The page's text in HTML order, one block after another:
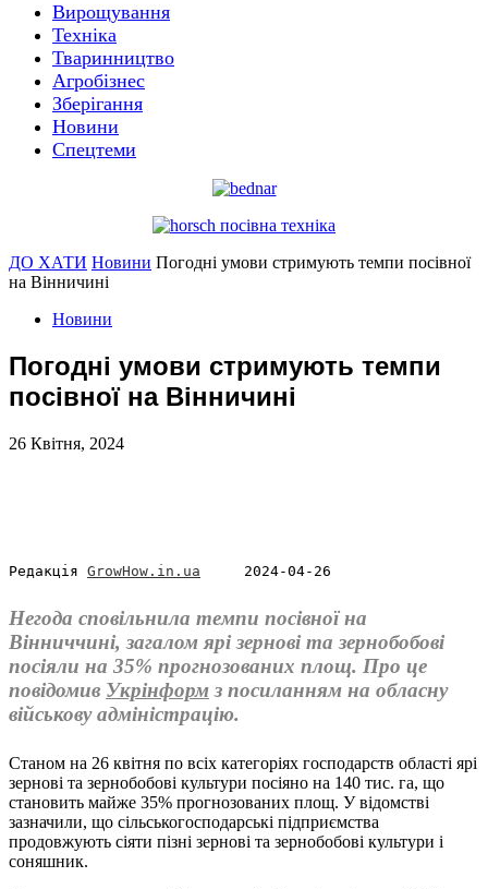
Вирощування
Техніка
Тваринництво
Агробізнес
Зберігання
Новини
Спецтеми
ДО ХАТИ Новини Погодні умови стримують темпи посівної
на Вінничині
Новини
Погодні умови стримують темпи
посівної на Вінничині
26 Квітня, 2024
Редакція GrowHow.in.ua 2024-04-26
Негода сповільнила темпи посівної на
Вінниччині, загалом ярі зернові та зернобобові
посіяли на 35% прогнозованих площ. Про це
повідомив Укрінформз посиланням на обласну
військову адміністрацію.
Станом на 26 квітня по всіх категоріях господарств області ярі
зернові та зернобобові культури посіяно на 140 тис. га, що
становить майже 35% прогнозованих площ. У відомстві
зазначили, що сільськогосподарські підприємства
продовжують сіяти пізні зернові та зернобобові культури і
соняшник.